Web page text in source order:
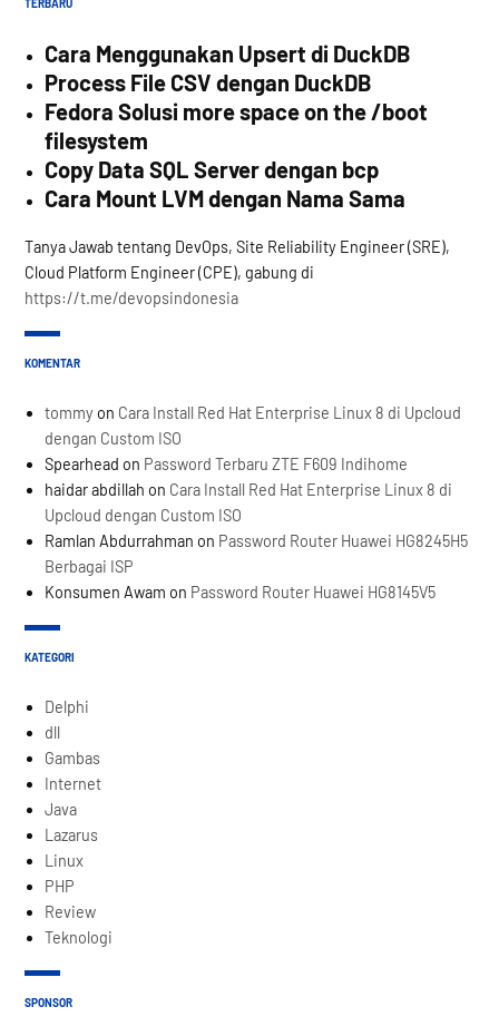
TERBARU
Cara Menggunakan Upsert di DuckDB
Process File CSV dengan DuckDB
Fedora Solusi more space on the /boot
filesystem
Copy Data SQL Server dengan bcp
Cara Mount LVM dengan Nama Sama
Tanya Jawab tentang DevOps, Site Reliability Engineer (SRE),
Cloud Platform Engineer (CPE), gabung di
https://t.me/devopsindonesia
KOMENTAR
tommy on Cara Install Red Hat Enterprise Linux 8 di Upcloud
dengan Custom ISO
Spearhead on Password Terbaru ZTE F609 Indihome
haidar abdillah on Cara Install Red Hat Enterprise Linux 8 di
Upcloud dengan Custom ISO
Ramlan Abdurrahman on Password Router Huawei HG8245H5
Berbagai ISP
Konsumen Awam on Password Router Huawei HG8145V5
KATEGORI
Delphi
dll
Gambas
Internet
Java
Lazarus
Linux
PHP
Review
Teknologi
SPONSOR